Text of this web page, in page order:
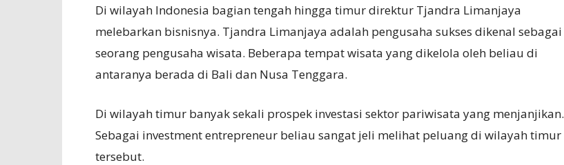
Di wilayah Indonesia bagian tengah hingga timur direktur Tjandra Limanjaya
melebarkan bisnisnya. Tjandra Limanjaya adalah pengusaha sukses dikenal sebagai
seorang pengusaha wisata. Beberapa tempat wisata yang dikelola oleh beliau di
antaranya berada di Bali dan Nusa Tenggara.
Di wilayah timur banyak sekali prospek investasi sektor pariwisata yang menjanjikan.
Sebagai investment entrepreneur beliau sangat jeli melihat peluang di wilayah timur
tersebut.